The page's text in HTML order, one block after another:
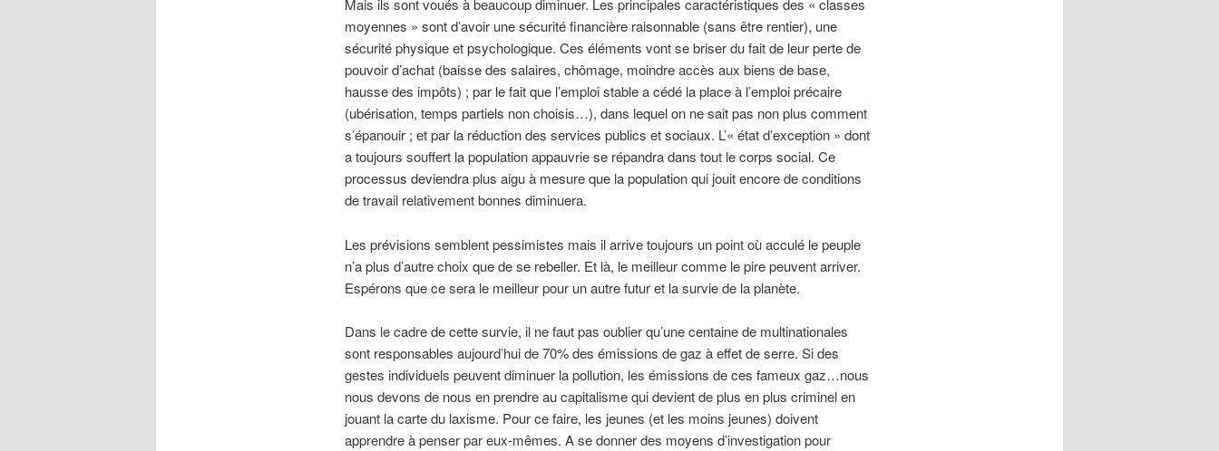
Mais ils sont voués à beaucoup diminuer. Les principales caractéristiques des « classes
moyennes » sont d’avoir une sécurité financière raisonnable (sans être rentier), une
sécurité physique et psychologique. Ces éléments vont se briser du fait de leur perte de
pouvoir d’achat (baisse des salaires, chômage, moindre accès aux biens de base,
hausse des impôts) ; par le fait que l’emploi stable a cédé la place à l’emploi précaire
(ubérisation, temps partiels non choisis…), dans lequel on ne sait pas non plus comment
s’épanouir ; et par la réduction des services publics et sociaux. L’« état d’exception » dont
a toujours souffert la population appauvrie se répandra dans tout le corps social. Ce
processus deviendra plus aigu à mesure que la population qui jouit encore de conditions
de travail relativement bonnes diminuera.
Les prévisions semblent pessimistes mais il arrive toujours un point où acculé le peuple
n’a plus d’autre choix que de se rebeller. Et là, le meilleur comme le pire peuvent arriver.
Espérons que ce sera le meilleur pour un autre futur et la survie de la planète.
Dans le cadre de cette survie, il ne faut pas oublier qu’une centaine de multinationales
sont responsables aujourd’hui de 70% des émissions de gaz à effet de serre. Si des
gestes individuels peuvent diminuer la pollution, les émissions de ces fameux gaz…nous
nous devons de nous en prendre au capitalisme qui devient de plus en plus criminel en
jouant la carte du laxisme. Pour ce faire, les jeunes (et les moins jeunes) doivent
apprendre à penser par eux-mêmes. A se donner des moyens d’investigation pour